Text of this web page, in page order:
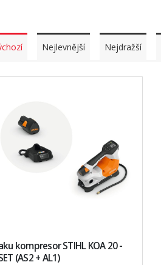
Nejlevnější Nejdražší
kompresor STIHL KOA 20 -
(AS2 + AL1)